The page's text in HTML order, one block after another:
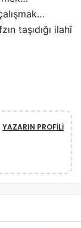
taşıdığı ilahî
YAZARIN PROFILI